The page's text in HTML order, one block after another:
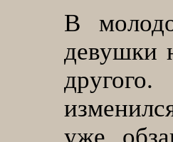
В
девушки